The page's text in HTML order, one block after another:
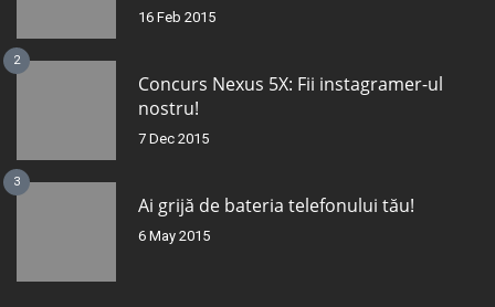
16 Feb 2015
2
Concurs Nexus 5X: Fii instagramer-ul
nostru!
7 Dec 2015
3
Ai grijă de bateria telefonului tău!
6 May 2015